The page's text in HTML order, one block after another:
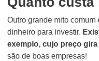
Outro grande mito
dinheiro para investir.
exemplo, cujo preço
são de boas empresas!